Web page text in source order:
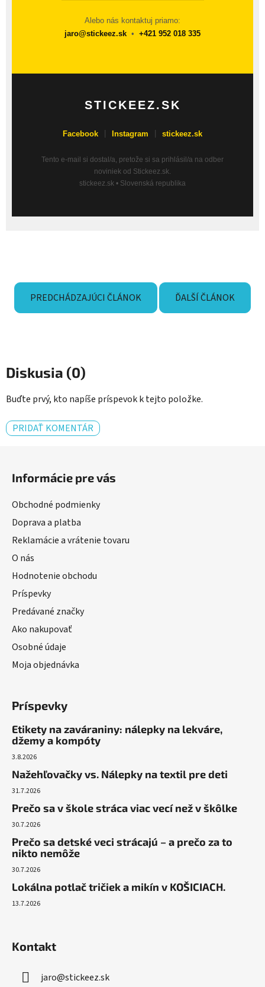
Alebo nás kontaktuj priamo:
jaro@stickeez.sk • +421 952 018 335
STICKEEZ.SK
Facebook | Instagram | stickeez.sk
Tento e-mail si dostal/a, pretože si sa prihlásil/a na odber
noviniek od Stickeez.sk.
stickeez.sk • Slovenská republika
PREDCHÁDZAJÚCI ČLÁNOK ĎALŠÍ ČLÁNOK
Diskusia (0)
Buďte prvý, kto napíše príspevok k tejto položke.
PRIDAŤ KOMENTÁR
Informácie pre vás
Obchodné podmienky
Doprava a platba
Reklamácie a vrátenie tovaru
O nás
Hodnotenie obchodu
Príspevky
Predávané značky
Ako nakupovať
Osobné údaje
Moja objednávka
Príspevky
Etikety na zaváraniny: nálepky na lekváre,
džemy a kompóty
3.8.2026
Nažehľovačky vs. Nálepky na textil pre deti
31.7.2026
Prečo sa v škole stráca viac vecí než v škôlke
30.7.2026
Prečo sa detské veci strácajú – a prečo za to
nikto nemôže
30.7.2026
Lokálna potlač tričiek a mikín v KOŠICIACH.
13.7.2026
Kontakt
jaro@stickeez.sk